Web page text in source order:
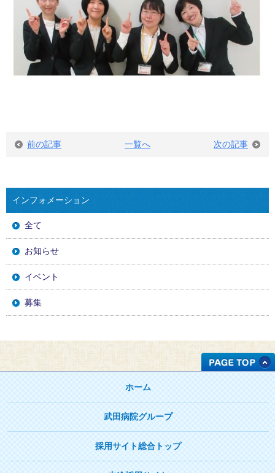
前の記事 一覧へ 次の記事
インフォメーション
全て
お知らせ
イベント
募集
ホーム
武田病院グループ
採用サイト総合トップ